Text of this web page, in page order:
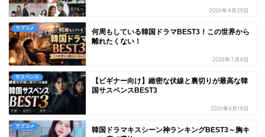
2026年4月29日
ラブコメ
何周もしている韓国ドラマBEST3！この世界から
離れたくない！
2026年7月6日
サスペンス
【ビギナー向け】緻密な伏線と裏切りが最高な韓
国サスペンスBEST3
2026年6月18日
ラブコメ
韓国ドラマキスシーン神ランキングBEST3～胸キ